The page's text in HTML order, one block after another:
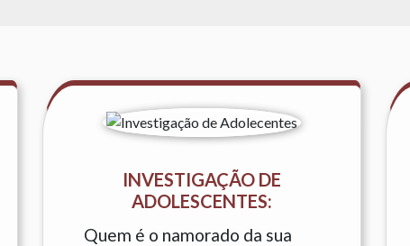
INVESTIGAÇÃO DE
ADOLESCENTES:
Quem é o namorado da sua